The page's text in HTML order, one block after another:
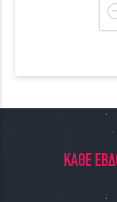
ΚΑΘΕ